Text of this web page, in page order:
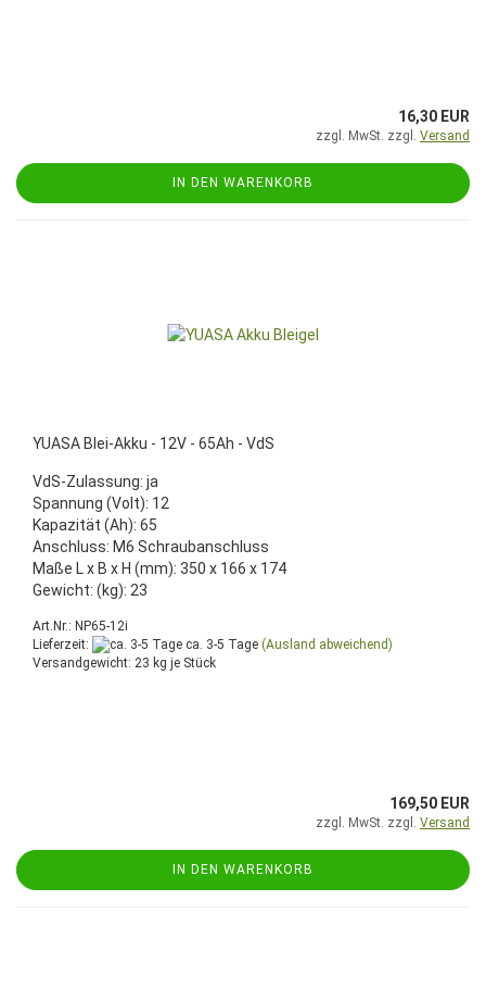
16,30 EUR
zzgl. MwSt. zzgl. Versand
IN DEN WARENKORB
YUASA Blei-Akku - 12V - 65Ah - VdS
VdS-Zulassung: ja
Spannung (Volt): 12
Kapazität (Ah): 65
Anschluss: M6 Schraubanschluss
Maße L x B x H (mm): 350 x 166 x 174
Gewicht: (kg): 23
Art.Nr.: NP65-12i
Lieferzeit:
ca. 3-5 Tage (Ausland abweichend)
Versandgewicht: 23 kg je Stück
169,50 EUR
zzgl. MwSt. zzgl. Versand
IN DEN WARENKORB